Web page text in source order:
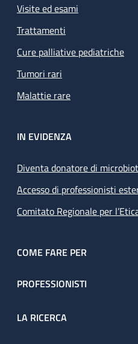
Visite ed esami
Trattamenti
Cure palliative pediatriche
Tumori rari
Malattie rare
IN EVIDENZA
Diventa donatore di
Accesso di professionisti
Comitato Regionale per
COME FARE PER
PROFESSIONISTI
LA RICERCA